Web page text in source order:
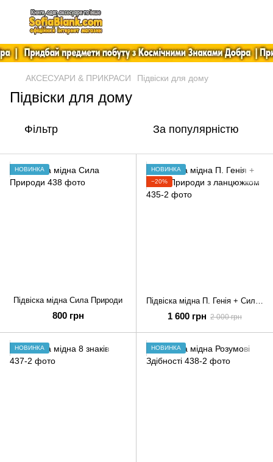
АКСЕСУАРИ & ПРИКРАСИ Підвіски для дому
Підвіски для дому
Фільтр За популярністю
НОВИНКА
Підвіска мідна Сила Природи
800 грн
НОВИНКА
−20%
Підвіска мідна П. Генія + Сила Природи з ланцюжком
1 600 грн 2 000 грн
НОВИНКА НОВИНКА